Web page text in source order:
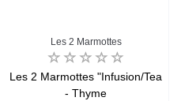
Les 2 Marmottes
Les 2 Marmottes "Infusion/Tea
- Thyme